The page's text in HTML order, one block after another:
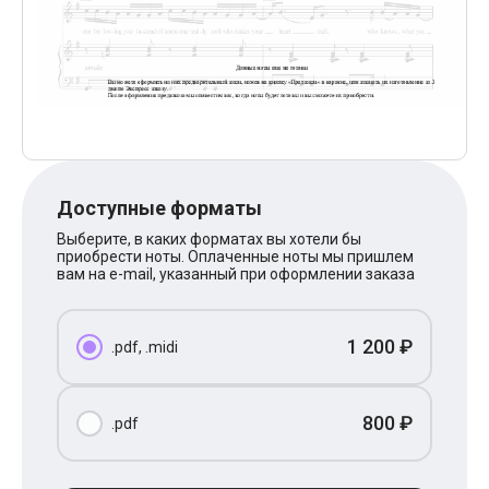
XOLIDAYBOY
Ваня Дмитриенко
Анна Герман
Полина Гагарина
HammAli
Billie Eilish
Макс Корж
Алена Швец
Руки Вверх
Тима Белорусских
Олег Газманов
Мария Чайковская
Доступные форматы
Выберите, в каких форматах вы хотели бы
приобрести ноты. Оплаченные ноты мы пришлем
вам на e-mail, указанный при оформлении заказа
.pdf, .midi 1 200 ₽
.pdf 800 ₽